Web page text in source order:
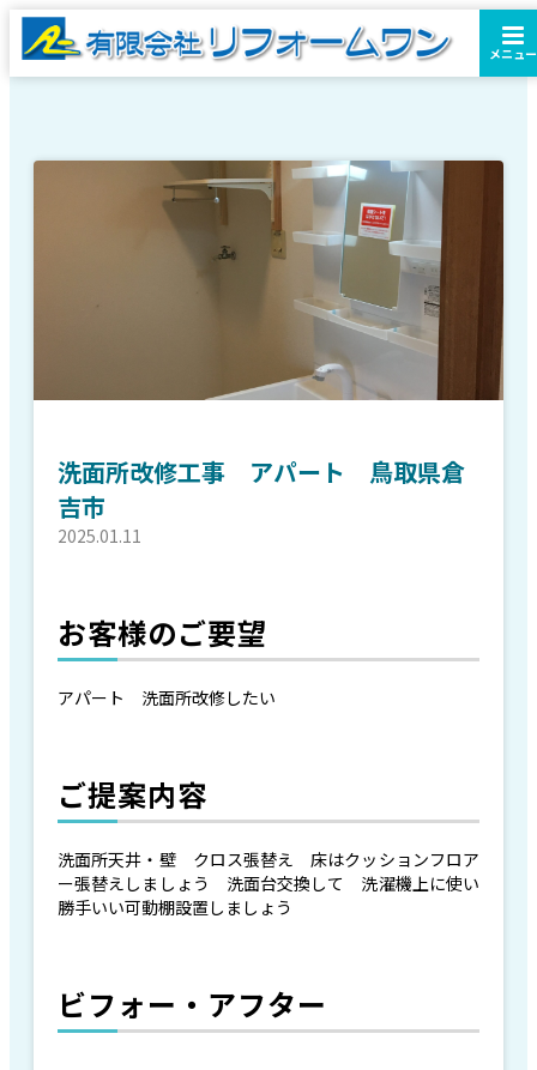
メニュー
洗面所改修工事 アパート 鳥取県倉
吉市
2025.01.11
お客様のご要望
アパート 洗面所改修したい
ご提案内容
洗面所天井・壁 クロス張替え 床はクッションフロア
ー張替えしましょう 洗面台交換して 洗濯機上に使い
勝手いい可動棚設置しましょう
ビフォー・アフター